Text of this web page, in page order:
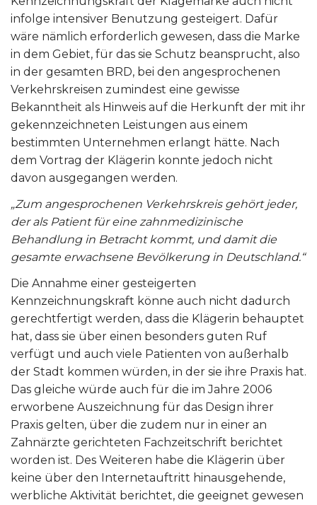
infolge intensiver Benutzung gesteigert. Dafür
wäre nämlich erforderlich gewesen, dass die Marke
in dem Gebiet, für das sie Schutz beansprucht, also
in der gesamten BRD, bei den angesprochenen
Verkehrskreisen zumindest eine gewisse
Bekanntheit als Hinweis auf die Herkunft der mit ihr
gekennzeichneten Leistungen aus einem
bestimmten Unternehmen erlangt hätte. Nach
dem Vortrag der Klägerin konnte jedoch nicht
davon ausgegangen werden.
„Zum angesprochenen Verkehrskreis gehört jeder,
der als Patient für eine zahnmedizinische
Behandlung in Betracht kommt, und damit die
gesamte erwachsene Bevölkerung in Deutschland.“
Die Annahme einer gesteigerten
Kennzeichnungskraft könne auch nicht dadurch
gerechtfertigt werden, dass die Klägerin behauptet
hat, dass sie über einen besonders guten Ruf
verfügt und auch viele Patienten von außerhalb
der Stadt kommen würden, in der sie ihre Praxis hat.
Das gleiche würde auch für die im Jahre 2006
erworbene Auszeichnung für das Design ihrer
Praxis gelten, über die zudem nur in einer an
Zahnärzte gerichteten Fachzeitschrift berichtet
worden ist. Des Weiteren habe die Klägerin über
keine über den Internetauftritt hinausgehende,
werbliche Aktivität berichtet, die geeignet gewesen